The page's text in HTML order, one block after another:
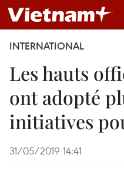
INTERNATIONAL
Les hauts
ont adopté
initiatives
31/05/2019 14:41